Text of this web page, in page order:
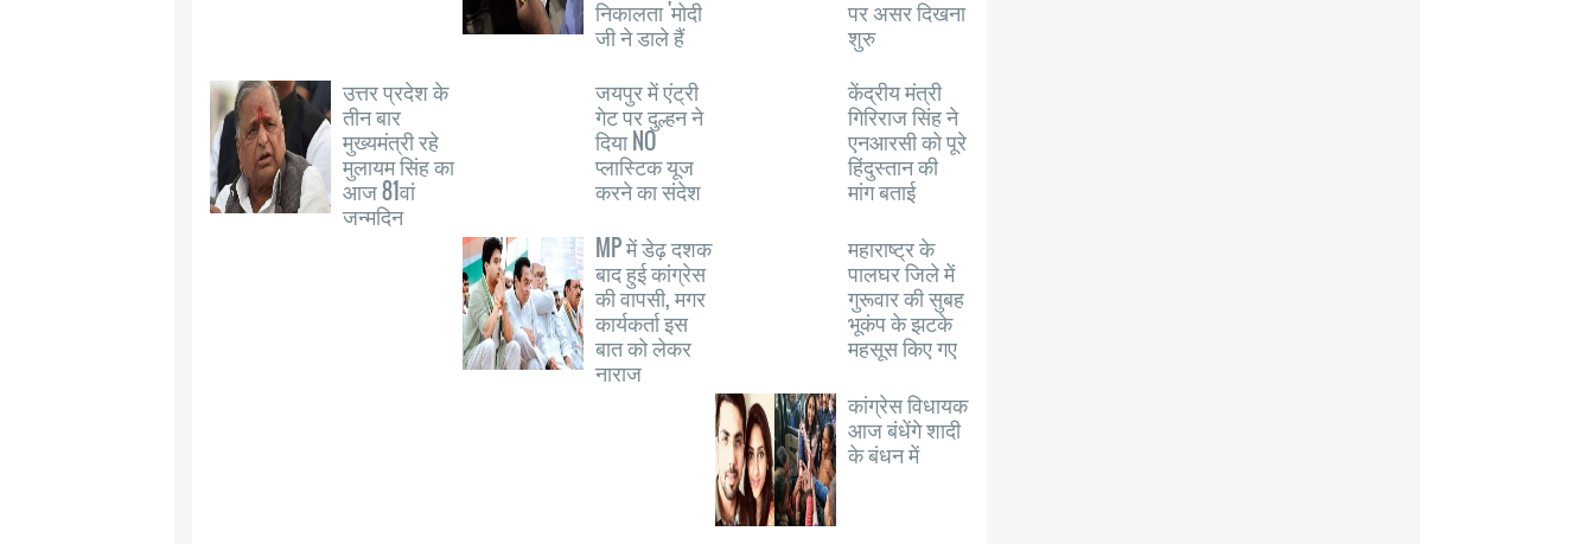
निकालता 'मोदी
जी ने डाले हैं
पर असर दिखना
शुरु
उत्तर प्रदेश के
तीन बार
मुख्यमंत्री रहे
मुलायम सिंह का
आज 81वां
जन्मदिन
जयपुर में एंट्री
गेट पर दुल्हन ने
दिया NO
प्लास्टिक यूज
करने का संदेश
केंद्रीय मंत्री
गिरिराज सिंह ने
एनआरसी को पूरे
हिंदुस्तान की
मांग बताई
MP में डेढ़ दशक
बाद हुई कांग्रेस
की वापसी, मगर
कार्यकर्ता इस
बात को लेकर
नाराज
महाराष्ट्र के
पालघर जिले में
गुरूवार की सुबह
भूकंप के झटके
महसूस किए गए
कांग्रेस विधायक
आज बंधेंगे शादी
के बंधन में